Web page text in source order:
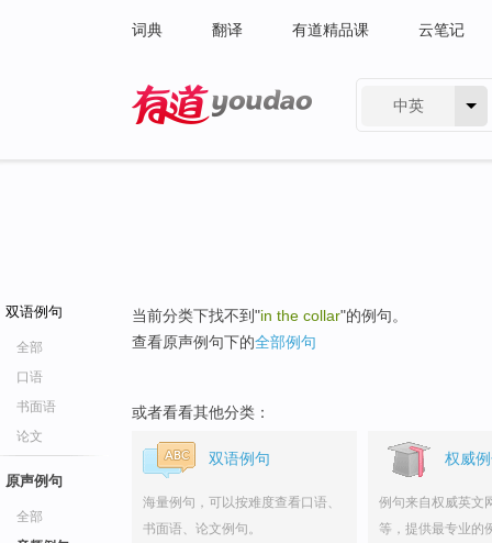
词典 翻译 有道精品课 云笔记
中英
双语例句
全部
口语
书面语
论文
原声例句
全部
当前分类下找不到"in the collar"的例句。
查看原声例句下的全部例句
或者看看其他分类：
双语例句
海量例句，可以按难度查看口语、
书面语、论文例句。
权威
例句来自权威英文
等，提供最专业的